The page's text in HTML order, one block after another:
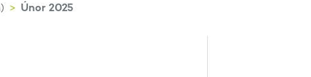
Únor 2025